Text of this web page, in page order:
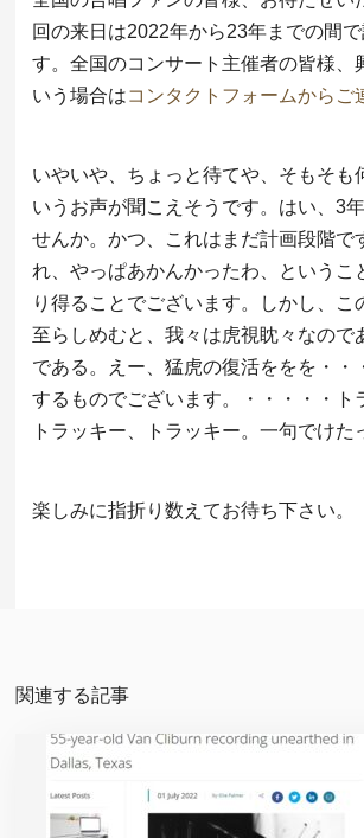
回の来日は2022年から23年までの間
す。全国のコンサート主催者の皆様、
いう場合はコンタクトフォームからご
いやいや、ちょっと待てや、そもそも
いうお声が聞こえそうです。はい、3
せんか。かつ、これはまだ計画段階で
れ、やっぱあかんかったわ、というこ
り得ることでございます。しかし、こ
至らしめむと、我々は虎視眈々なので
である。えー、猛虎の復活ををを・・
するものでございます。・・・・・ト
トラッキー、トラッキー。一句でけた
楽しみに指折り数えてお待ち下さい。
関連する記事